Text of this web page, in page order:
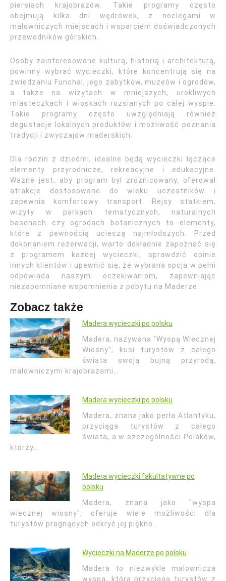
piersiach krajobrazów. Takie programy często
obejmują kilka dni wędrówek, z noclegami w
malowniczych miejscach i wsparciem doświadczonych
przewodników górskich.
Osoby zainteresowane kulturą, historią i architekturą,
powinny wybrać wycieczki, które koncentrują się na
zwiedzaniu Funchal, jego zabytków, muzeów i ogrodów,
a także na wizytach w mniejszych, urokliwych
miasteczkach i wioskach rozsianych po całej wyspie.
Takie programy często uwzględniają również
degustacje lokalnych produktów i możliwość poznania
tradycji i zwyczajów maderskich.
Dla rodzin z dziećmi, idealne będą wycieczki łączące
elementy przyrodnicze, rekreacyjne i edukacyjne.
Ważne jest, aby program był zróżnicowany, oferował
atrakcje dostosowane do wieku uczestników i
zapewnia komfortowy transport. Rejsy statkiem,
wizyty w parkach tematycznych, naturalnych
basenach czy ogrodach botanicznych to elementy,
które z pewnością ucieszą najmłodszych. Przed
dokonaniem rezerwacji, warto dokładnie zapoznać się
z programem każdej wycieczki, sprawdzić opinie
innych klientów i upewnić się, że wybrana opcja w pełni
odpowiada naszym oczekiwaniom, zapewniając
niezapomniane wspomnienia z pobytu na Maderze.
Zobacz także
Madera wycieczki po polsku
Madera, nazywana "Wyspą Wiecznej
Wiosny", kusi turystów z całego
świata swoją bujną przyrodą,
malowniczymi krajobrazami…
Madera wycieczki po polsku
Madera, znana jako perła Atlantyku,
przyciąga turystów z całego
świata, a w szczególności Polaków,
którzy…
Madera wycieczki fakultatywne po
polsku
Madera, znana jako "wyspa
wiecznej wiosny", oferuje wiele możliwości dla
turystów pragnących odkryć jej piękno…
Wycieczki na Maderze po polsku
Madera to niezwykle malownicza
wyspa, która przyciąga turystów z